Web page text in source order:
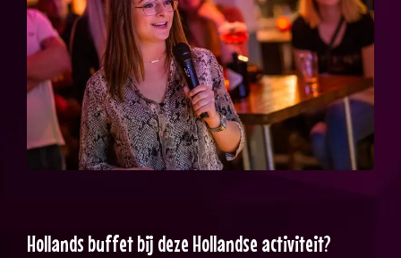
Hollands buffet bij deze Hollandse activiteit?